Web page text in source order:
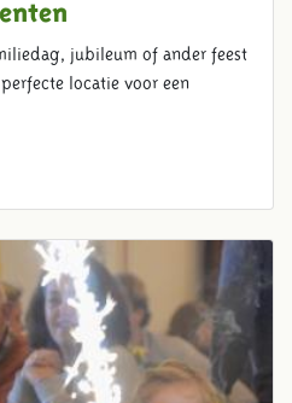
jubileum of ander feest
locatie voor een